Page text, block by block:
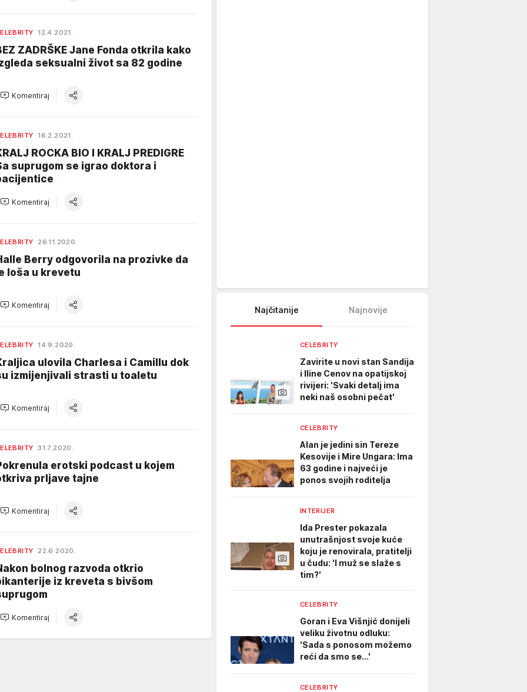
12.4.2021.
ZADRŠKE Jane Fonda otkrila kako
seksualni život sa 82 godine
Komentiraj
16.2.2021.
ROCKA BIO I KRALJ PREDIGRE
suprugom se igrao doktora i
Komentiraj
26.11.2020.
Berry odgovorila na prozivke da
loša u krevetu
Komentiraj
14.9.2020.
ulovila Charlesa i Camillu dok
izmijenjivali strasti u toaletu
Komentiraj
31.7.2020.
erotski podcast u kojem
prljave tajne
Komentiraj
22.6.2020.
bolnog razvoda otkrio
iz kreveta s bivšom
Komentiraj
Najčitanije Najnovije
CELEBRITY
Zavirite u novi stan Sandija
i Iline Cenov na opatijskoj
rivijeri: 'Svaki detalj ima
neki naš osobni pečat'
CELEBRITY
Alan je jedini sin Tereze
Kesovije i Mire Ungara: Ima
63 godine i najveći je
ponos svojih roditelja
INTERIJER
Ida Prester pokazala
unutrašnjost svoje kuće
koju je renovirala, pratitelji
u čudu: 'I muž se slaže s
tim?'
CELEBRITY
Goran i Eva Višnjić donijeli
veliku životnu odluku:
'Sada s ponosom možemo
reći da smo se...'
CELEBRITY